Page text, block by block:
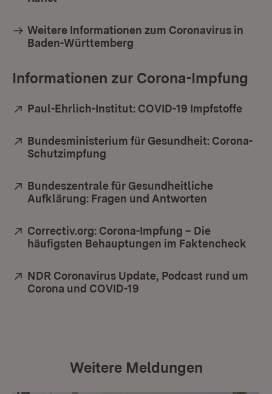
Weitere Informationen zum Coronavirus in
Baden-Württemberg
Informationen zur Corona-Impfung
Extern:
Paul-Ehrlich-Institut: COVID-19 Impfstoffe
Extern:
Bundesministerium für Gesundheit: Corona-
Schutzimpfung
Extern:
Bundeszentrale für Gesundheitliche
Aufklärung: Fragen und Antworten
Extern:
Correctiv.org: Corona-Impfung – Die
häufigsten Behauptungen im Faktencheck
Extern:
NDR Coronavirus Update, Podcast rund um
Corona und COVID-19
Weitere Meldungen